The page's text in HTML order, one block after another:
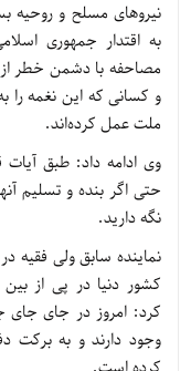
نیروهای مسلح و روحیه
به اقتدار جمهوری
مصاحفه با دشمن خطر از
و کسانی که این نغمه را
ملت عمل کرده‌اند.
وی ادامه داد: طبق
حتی اگر بنده و تسلیم
نگه دارید.
کشور دنیا در پی از
کرد: امروز در جای جای
وجود دارند و به برکت